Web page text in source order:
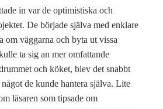
in var de optimistiska och
De började själva med enklare
om väggarna och byta ut vissa
ta sig an mer omfattande
och köket, blev det snabbt
de kunde hantera själva. Lite
läsaren som tipsade om